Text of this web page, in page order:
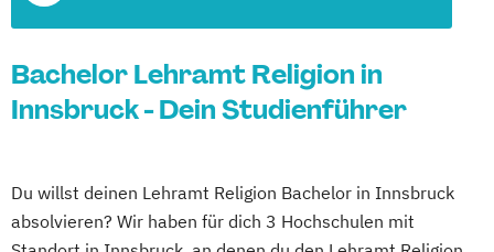
Bachelor Lehramt Religion in
Innsbruck - Dein Studienführer
Du willst deinen Lehramt Religion Bachelor in Innsbruck
absolvieren? Wir haben für dich 3 Hochschulen mit